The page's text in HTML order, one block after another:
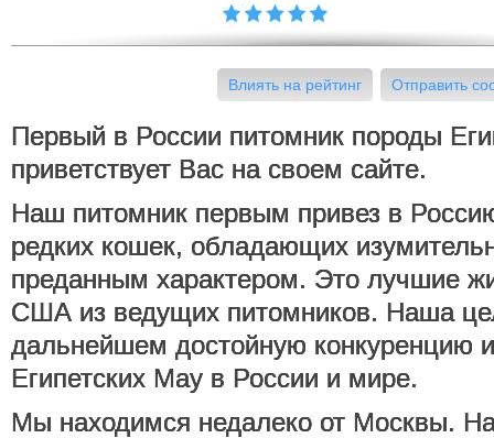
Влиять на рейтинг Отправить
Первый в России питомник породы
приветствует Вас на своем сайте.
Наш питомник первым привез в
редких кошек, обладающих
преданным характером. Это лучшие
США из ведущих питомников. Наша
дальнейшем достойную конкуренцию
Египетских Мау в России и мире.
Мы находимся недалеко от Москвы.